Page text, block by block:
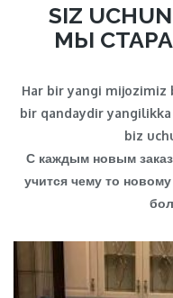
SIZ
МЫ
Har bir yangi mijozimiz
bir qandaydir
biz
С каждым новым
учится чему то